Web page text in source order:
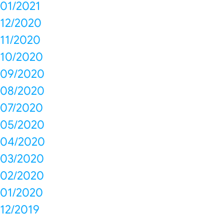
01/2021
12/2020
11/2020
10/2020
09/2020
08/2020
07/2020
05/2020
04/2020
03/2020
02/2020
01/2020
12/2019